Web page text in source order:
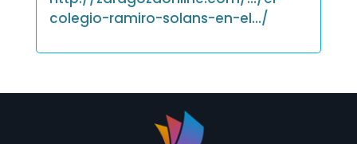
colegio-ramiro-solans-en-el…/